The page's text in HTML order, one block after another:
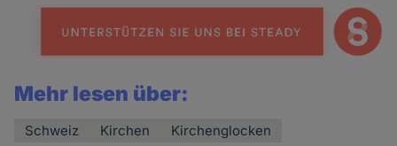
Mehr lesen über:
Schweiz Kirchen Kirchenglocken